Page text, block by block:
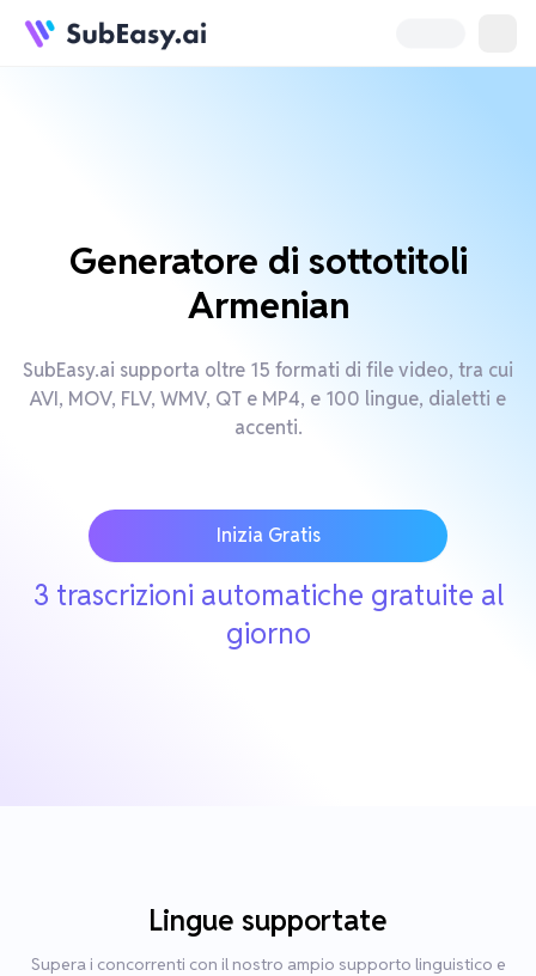
Generatore di sottotitoli
Armenian
SubEasy.ai supporta oltre 15 formati di file video, tra cui
AVI, MOV, FLV, WMV, QT e MP4, e 100 lingue, dialetti e
accenti.
Inizia Gratis
3 trascrizioni automatiche gratuite al
giorno
Lingue supportate
Supera i concorrenti con il nostro ampio supporto linguistico e